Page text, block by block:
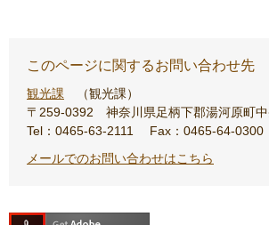
このページに関するお問い合わせ先
観光課
観光課
〒259-0392
神奈川県足柄下郡湯河原町
Tel：0465-63-2111
Fax：0465-64-0300
メールでのお問い合わせはこちら